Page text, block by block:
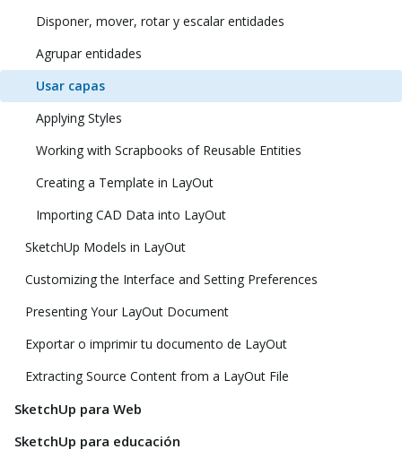
Disponer, mover, rotar y escalar entidades
Agrupar entidades
Usar capas
Applying Styles
Working with Scrapbooks of Reusable Entities
Creating a Template in LayOut
Importing CAD Data into LayOut
SketchUp Models in LayOut
Customizing the Interface and Setting Preferences
Presenting Your LayOut Document
Exportar o imprimir tu documento de LayOut
Extracting Source Content from a LayOut File
SketchUp para Web
SketchUp para educación